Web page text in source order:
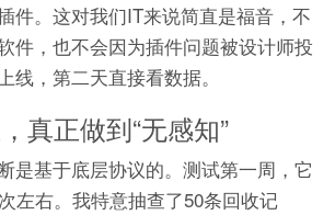
件。这对我们IT来说简直是福音，不
件，也不会因为插件问题被设计师投
线，第二天直接看数据。
真正做到“无感知”
是基于底层协议的。测试第一周，它
左右。我特意抽查了50条回收记